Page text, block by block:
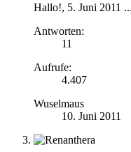
Hallo!, 5. Juni 2011 ...
Antworten:
11
Aufrufe:
4.407
Wuselmaus
10. Juni 2011